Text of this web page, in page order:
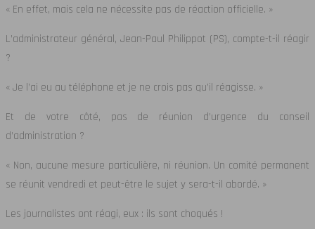
« En effet, mais cela ne nécessite pas de réaction officielle. »
L’administrateur général, Jean-Paul Philippot (PS), compte-t-il réagir
?
« Je l’ai eu au téléphone et je ne crois pas qu’il réagisse. »
Et de votre côté, pas de réunion d’urgence du conseil
d’administration ?
« Non, aucune mesure particulière, ni réunion. Un comité permanent
se réunit vendredi et peut-être le sujet y sera-t-il abordé. »
Les journalistes ont réagi, eux : ils sont choqués !